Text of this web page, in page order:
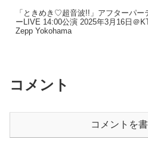
「ときめき♡超音波!!」アフターパー
ーLIVE 14:00公演 2025年3月16日＠
Zepp Yokohama
コメント
コメントを